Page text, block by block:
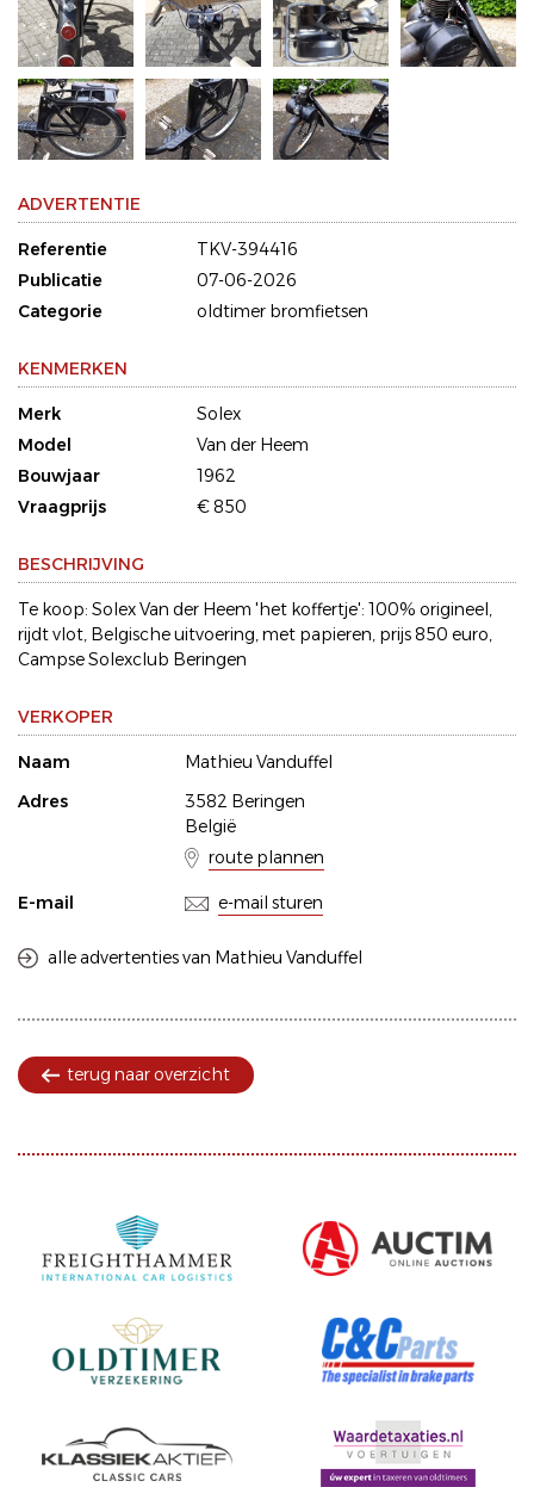
ADVERTENTIE
Referentie
TKV-394416
Publicatie
07-06-2026
Categorie
oldtimer bromfietsen
KENMERKEN
Merk
Solex
Model
Van der Heem
Bouwjaar
1962
Vraagprijs
€ 850
BESCHRIJVING
Te koop: Solex Van der Heem 'het koffertje': 100% origineel,
rijdt vlot, Belgische uitvoering, met papieren, prijs 850 euro,
Campse Solexclub Beringen
VERKOPER
Naam
Mathieu Vanduffel
Adres
3582 Beringen
België
route plannen
E-mail e-mail sturen
alle advertenties van Mathieu Vanduffel
terug naar overzicht